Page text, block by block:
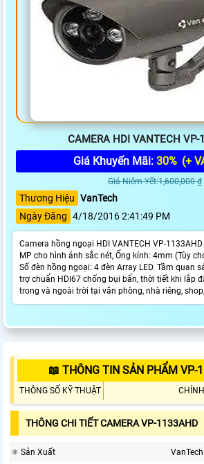
CAMERA HDI VANTECH VP-
Giá Khuyến Mãi: 30% (+
Giá Niêm Yết:1,600,000 ₫
Thương Hiệu VanTech
Ngày Đăng 4/18/2016 2:41:49 PM
Camera hồng ngoại HDI VANTECH VP-
MP cho hình ảnh sắc nét, Ống kính: 4mm (Tùy
Số đèn hồng ngoại: 4 đèn Array LED. Tầm quan
trợ chuẩn HDI67 chống bụi bẩn, thời tiết khi lắp
trong và ngoài trời tại văn phòng, nhà riêng,
📖 THÔNG TIN SẢN PHẨM VP-
THÔNG SỐ KỸ THUẬT
THÔNG CHI TIẾT CAMERA VP-1133AHD
⚛️ Sản Xuất
VanTech